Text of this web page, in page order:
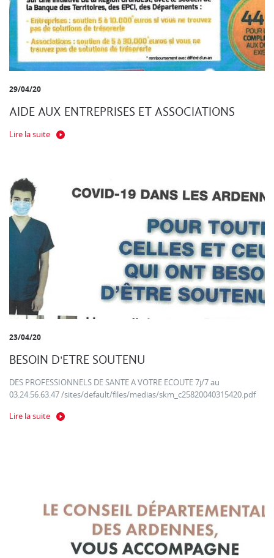
29/04/20
AIDE AUX ENTREPRISES ET ASSOCIATIONS
Lire la suite
23/04/20
BESOIN D'ETRE SOUTENU
DES PROFESSIONNELS DE SANTE A VOTRE ECOUTE 7j/7 au
03.24.56.63.47 /sites/default/files/medias/skm_c25820040315420.pdf
Lire la suite